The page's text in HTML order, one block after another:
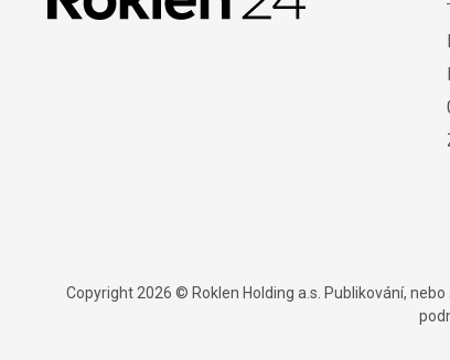
Copyright 2026 © Roklen Holding a.s. Publikování,